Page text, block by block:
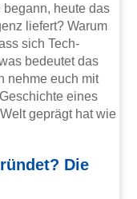
heute das
liefert? Warum
sich Tech-
bedeutet das
nehme euch mit
eines
geprägt hat wie
Die